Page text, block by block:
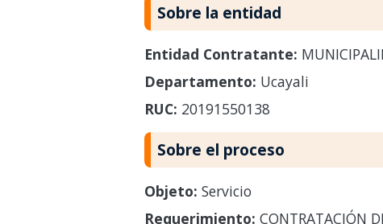
Sobre la entidad
Entidad Contratante:
Departamento: Ucayali
RUC: 20191550138
Sobre el proceso
Objeto: Servicio
Requerimiento: CONTRATACIÓN